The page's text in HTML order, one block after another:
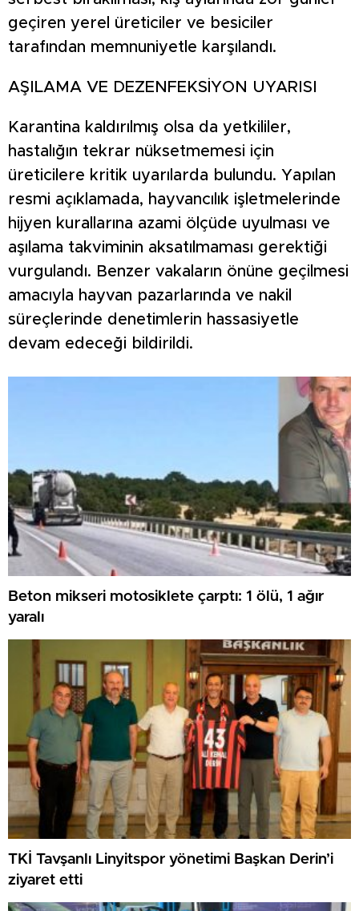
geçiren yerel üreticiler ve besiciler
tarafından memnuniyetle karşılandı.
AŞILAMA VE DEZENFEKSİYON UYARISI
Karantina kaldırılmış olsa da yetkililer,
hastalığın tekrar nüksetmemesi için
üreticilere kritik uyarılarda bulundu. Yapılan
resmi açıklamada, hayvancılık işletmelerinde
hijyen kurallarına azami ölçüde uyulması ve
aşılama takviminin aksatılmaması gerektiği
vurgulandı. Benzer vakaların önüne geçilmesi
amacıyla hayvan pazarlarında ve nakil
süreçlerinde denetimlerin hassasiyetle
devam edeceği bildirildi.
Beton mikseri motosiklete çarptı: 1 ölü, 1 ağır
yaralı
TKİ Tavşanlı Linyitspor yönetimi Başkan Derin’i
ziyaret etti